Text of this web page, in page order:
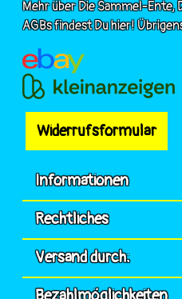
Mehr über Die Sammel-Ente,
AGBs findest Du hier!
Widerrufsformular
Informationen
Rechtliches
Versand durch: